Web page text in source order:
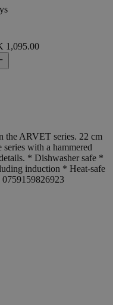
1,095.00
the ARVET series. 22 cm
with a hammered
* Dishwasher safe *
induction * Heat-safe